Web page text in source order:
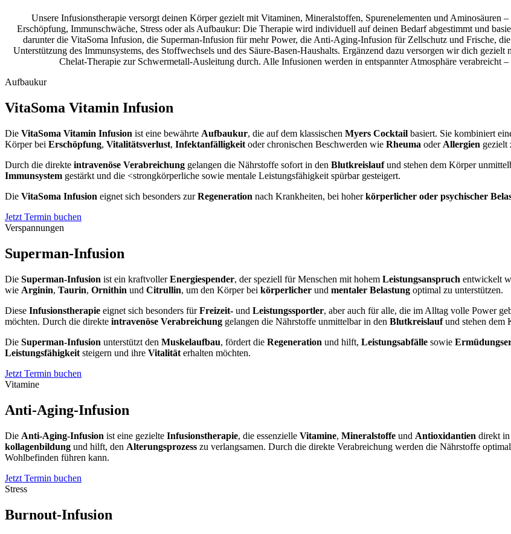
Unsere Infusionstherapie versorgt deinen Körper gezielt mit Vitaminen, Mineralstoffen, Spurenelementen und Aminosäuren
Erschöpfung, Immunschwäche, Stress oder als Aufbaukur: Die Therapie wird individuell auf deinen Bedarf abgestimmt und
darunter die VitaSoma Infusion, die Superman-Infusion für mehr Power, die Anti-Aging-Infusion für Zellschutz und Frische,
Unterstützung des Immunsystems, des Stoffwechsels und des Säure-Basen-Haushalts. Ergänzend dazu versorgen wir dich
Chelat-Therapie zur Schwermetall-Ausleitung durch. Alle Infusionen werden in entspannter Atmosphäre verabreicht
Aufbaukur
VitaSoma Vitamin Infusion
Die VitaSoma Vitamin Infusion ist eine bewährte Aufbaukur, die auf dem klassischen Myers Cocktail basiert. Sie kombiniert
Körper bei Erschöpfung, Vitalitätsverlust, Infektanfälligkeit oder chronischen Beschwerden wie Rheuma oder Allergien gezielt
Durch die direkte intravenöse Verabreichung gelangen die Nährstoffe sofort in den Blutkreislaufund stehen dem Körper
Immunsystem gestärkt und die <strongkörperliche sowie mentale Leistungsfähigkeit spürbar gesteigert.
Die VitaSoma Infusion eignet sich besonders zurRegeneration nach Krankheiten, bei hoherkörperlicher oder psychischer
Jetzt Termin buchen
Verspannungen
Superman-Infusion
Die Superman-Infusion ist ein kraftvollerEnergiespender, der speziell für Menschen mit hohem Leistungsanspruch entwickelt
wie Arginin, Taurin, Ornithin und Citrullin, um den Körper bei körperlicher und mentaler Belastung optimal zu unterstützen.
Diese Infusionstherapie eignet sich besonders fürFreizeit- und Leistungssportler, aber auch für alle, die im Alltag volle Power
möchten. Durch die direkte intravenöse Verabreichung gelangen die Nährstoffe unmittelbar in den Blutkreislaufund stehen dem
Die Superman-Infusion unterstützt den Muskelaufbau, fördert die Regeneration und hilft, Leistungsabfälle sowie
Leistungsfähigkeit steigern und ihre Vitalität erhalten möchten.
Jetzt Termin buchen
Vitamine
Anti-Aging-Infusion
Die Anti-Aging-Infusion ist eine gezielte Infusionstherapie, die essenzielle Vitamine, Mineralstoffe und Antioxidantien direkt in
kollagenbildung und hilft, den Alterungsprozess zu verlangsamen. Durch die direkte Verabreichung werden die Nährstoffe
Wohlbefinden führen kann.
Jetzt Termin buchen
Stress
Burnout-Infusion